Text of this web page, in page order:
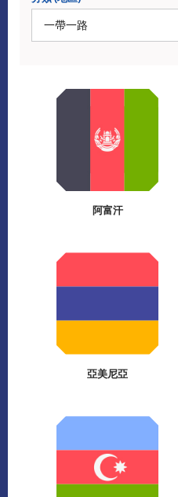
一帶一路
阿富汗
亞美尼亞